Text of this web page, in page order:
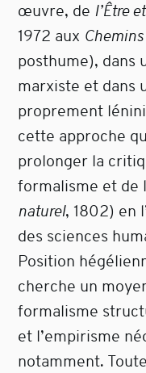
œuvre, de l’Être
1972 aux
posthume), dans
marxiste et dans
proprement
cette approche
prolonger la
formalisme et de
naturel, 1802) en
des sciences
Position
cherche un
formalisme
et l’empirisme
notamment.